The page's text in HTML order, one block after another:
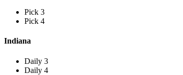
Pick 3
Pick 4
Indiana
Daily 3
Daily 4